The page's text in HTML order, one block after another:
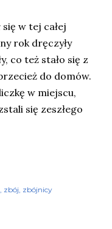
się w tej całej
rok dręczyły
co też stało się z
do domów.
w miejscu,
się zeszłego
zbój zbójnicy